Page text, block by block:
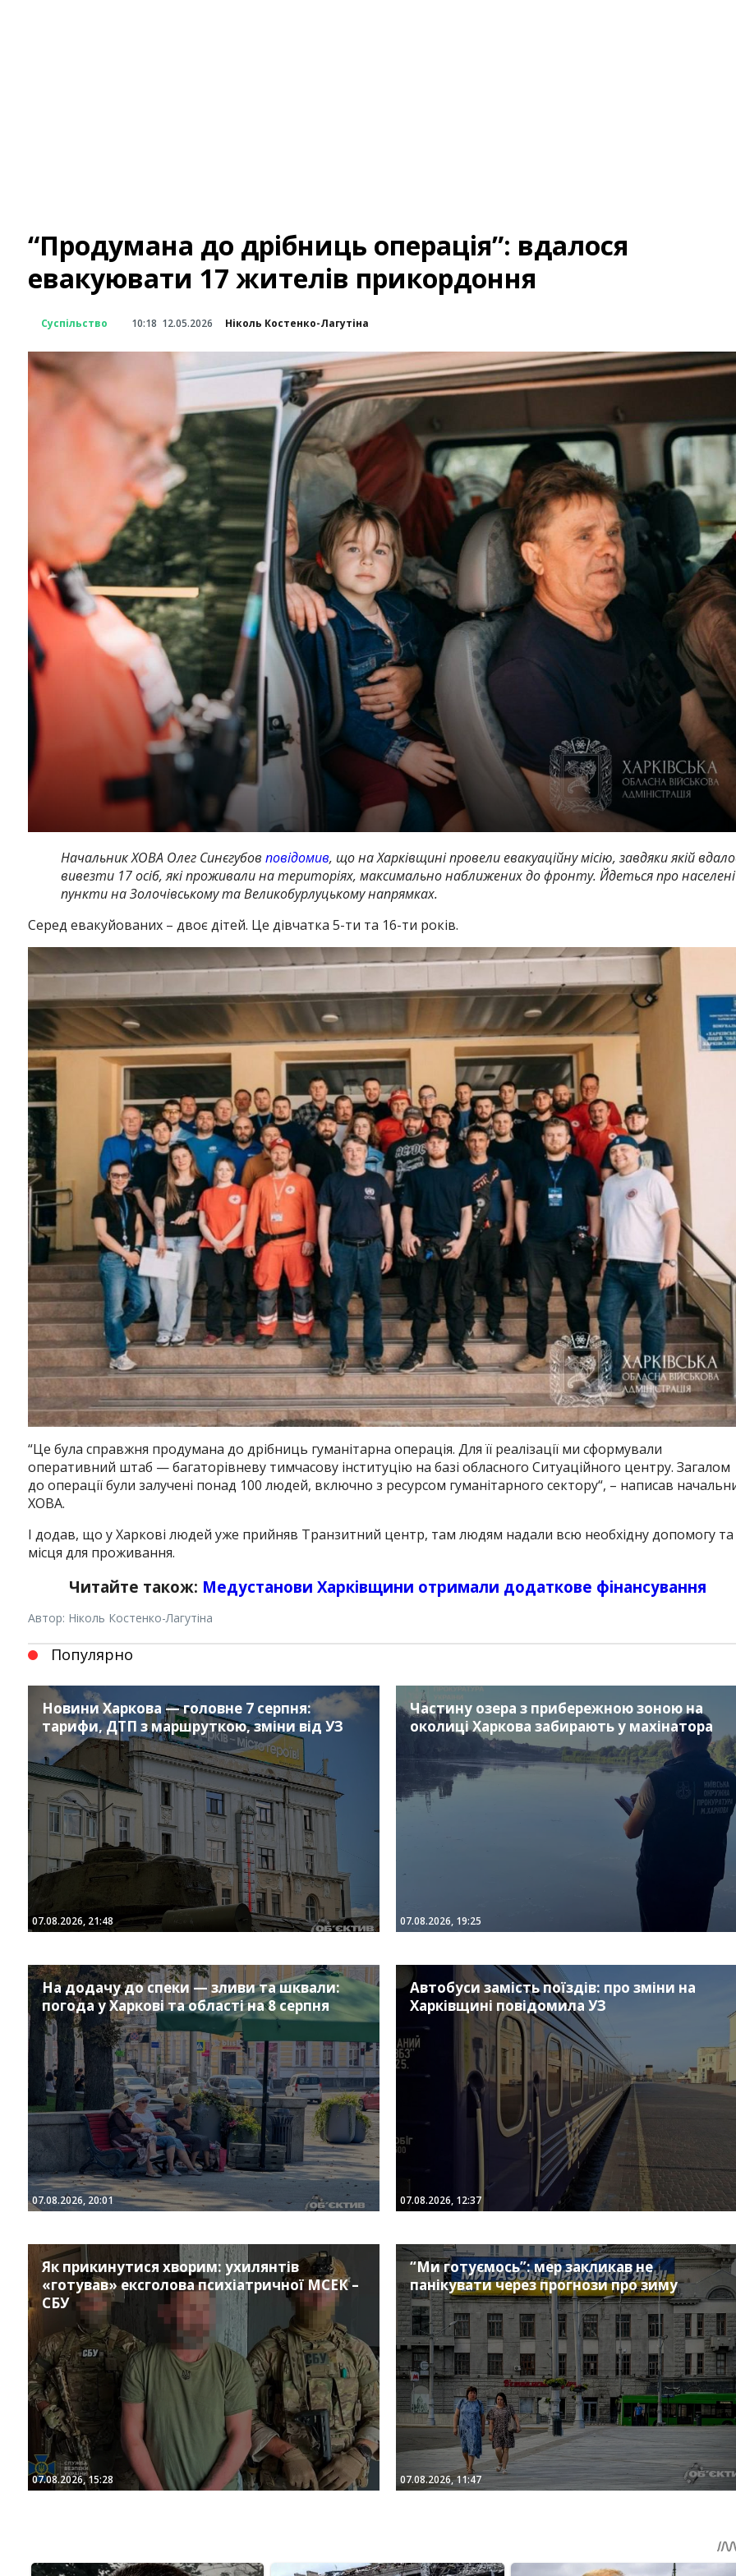
“Продумана до дрібниць операція”: вдалося
евакуювати 17 жителів прикордоння
Суспільство 10:18 12.05.2026 Ніколь Костенко-Лагутіна
Начальник ХОВА Олег Синєгубов повідомив, що на Харківщині провели евакуаційну місію, завдяки якій
вивезти 17 осіб, які проживали на територіях, максимально наближених до фронту. Йдеться про населені
пункти на Золочівському та Великобурлуцькому напрямках.
Серед евакуйованих – двоє дітей. Це дівчатка 5-ти та 16-ти років.
“Це була справжня продумана до дрібниць гуманітарна операція. Для її реалізації ми сформували
оперативний штаб — багаторівневу тимчасову інституцію на базі обласного Ситуаційного центру. Загалом
до операції були залучені понад 100 людей, включно з ресурсом гуманітарного сектору“, – написав
ХОВА.
І додав, що у Харкові людей уже прийняв Транзитний центр, там людям надали всю необхідну допомогу та
місця для проживання.
Читайте також: Медустанови Харківщини отримали додаткове фінансування
Автор: Ніколь Костенко-Лагутіна
Популярно
Новини Харкова — головне 7 серпня:
тарифи, ДТП з маршруткою, зміни від УЗ
07.08.2026, 21:48
Частину озера з прибережною зоною на
околиці Харкова забирають у махінатора
07.08.2026, 19:25
На додачу до спеки — зливи та шквали:
погода у Харкові та області на 8 серпня
07.08.2026, 20:01
Автобуси замість поїздів: про зміни на
Харківщині повідомила УЗ
07.08.2026, 12:37
Як прикинутися хворим: ухилянтів
«готував» ексголова психіатричної МСЕК –
СБУ
07.08.2026, 15:28
“Ми готуємось”: мер закликав не
панікувати через прогнози про зиму
07.08.2026, 11:47
InstagramFacebook
TwitterYoutube